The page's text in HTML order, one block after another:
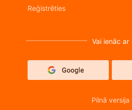
Reģistrēties
Vai ienāc ar
Pilnā versija